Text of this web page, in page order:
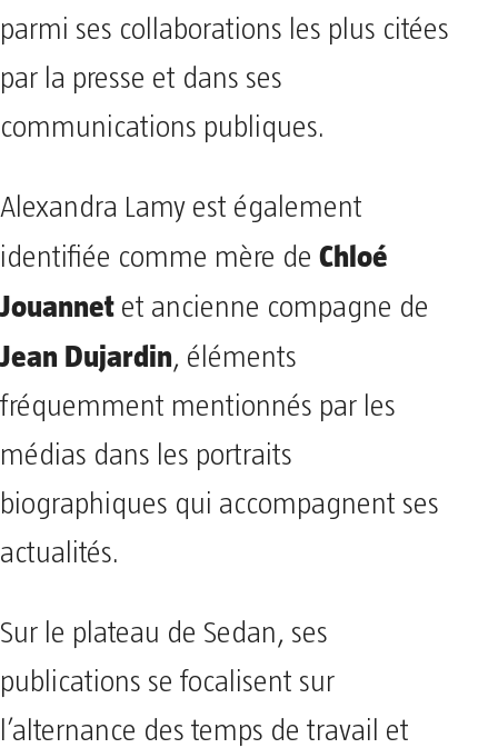
parmi ses collaborations les plus citées
par la presse et dans ses
communications publiques.
Alexandra Lamy est également
identifiée comme mère de Chloé
Jouannet et ancienne compagne de
Jean Dujardin, éléments
fréquemment mentionnés par les
médias dans les portraits
biographiques qui accompagnent ses
actualités.
Sur le plateau de Sedan, ses
publications se focalisent sur
l’alternance des temps de travail et